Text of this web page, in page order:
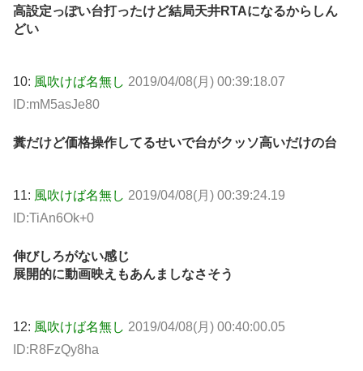
高設定っぽい台打ったけど結局天井RTAになるからしん
どい
10: 風吹けば名無し 2019/04/08(月) 00:39:18.07
ID:mM5asJe80
糞だけど価格操作してるせいで台がクッソ高いだけの台
11: 風吹けば名無し 2019/04/08(月) 00:39:24.19
ID:TiAn6Ok+0
伸びしろがない感じ
展開的に動画映えもあんましなさそう
12: 風吹けば名無し 2019/04/08(月) 00:40:00.05
ID:R8FzQy8ha